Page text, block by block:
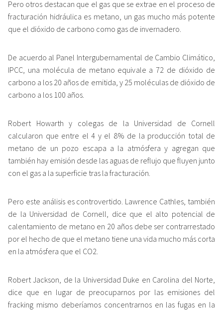
Pero otros destacan que el gas que se extrae en el proceso de
fracturación hidráulica es metano, un gas mucho más potente
que el dióxido de carbono como gas de invernadero.
De acuerdo al Panel Intergubernamental de Cambio Climático,
IPCC, una molécula de metano equivale a 72 de dióxido de
carbono a los 20 años de emitida, y 25 moléculas de dióxido de
carbono a los 100 años.
Robert Howarth y colegas de la Universidad de Cornell
calcularon que entre el 4 y el 8% de la producción total de
metano de un pozo escapa a la atmósfera y agregan que
también hay emisión desde las aguas de reflujo que fluyen junto
con el gas a la superficie tras la fracturación.
Pero este análisis es controvertido. Lawrence Cathles, también
de la Universidad de Cornell, dice que el alto potencial de
calentamiento de metano en 20 años debe ser contrarrestado
por el hecho de que el metano tiene una vida mucho más corta
en la atmósfera que el CO2.
Robert Jackson, de la Universidad Duke en Carolina del Norte,
dice que en lugar de preocuparnos por las emisiones del
fracking mismo deberíamos concentrarnos en las fugas en la